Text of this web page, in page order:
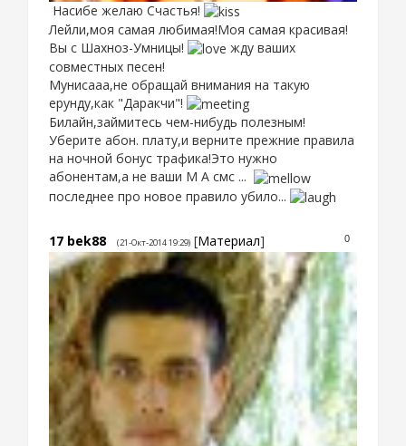
Насибе желаю Счастья!
Лейли,моя самая любимая!Моя самая красивая!
Вы с Шахноз-Умницы!
жду ваших
совместных песен!
Мунисааа,не обращай внимания на такую
ерунду,как "Даракчи"!
Билайн,займитесь чем-нибудь полезным!
Уберите абон. плату,и верните прежние правила
на ночной бонус трафика!Это нужно
абонентам,а не ваши М А смс ...
последнее про новое правило убило...
0
17 bek88 (21-Окт-2014 19:29) [Материал]